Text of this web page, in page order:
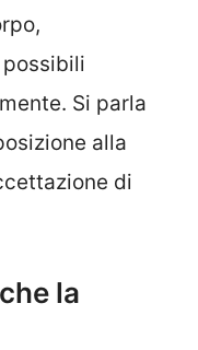
Si parla
alla
di
la